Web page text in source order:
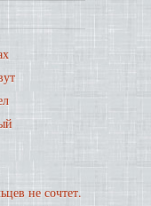
не сочтет.